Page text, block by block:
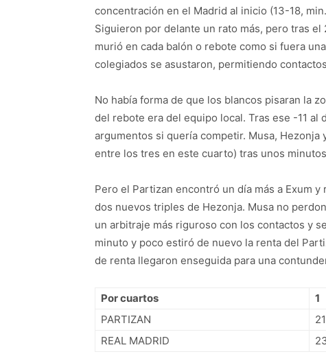
concentración en el Madrid al inicio (13-18,
Siguieron por delante un rato más, pero tras
murió en cada balón o rebote como si fuera
colegiados se asustaron, permitiendo
No había forma de que los blancos pisaran la
del rebote era del equipo local. Tras ese -11
argumentos si quería competir. Musa,
entre los tres en este cuarto) tras unos
Pero el Partizan encontró un día más a Exum
dos nuevos triples de Hezonja. Musa no
un arbitraje más riguroso con los contactos y
minuto y poco estiró de nuevo la renta del
de renta llegaron enseguida para una
Por cuartos 1
PARTIZAN
21
REAL MADRID